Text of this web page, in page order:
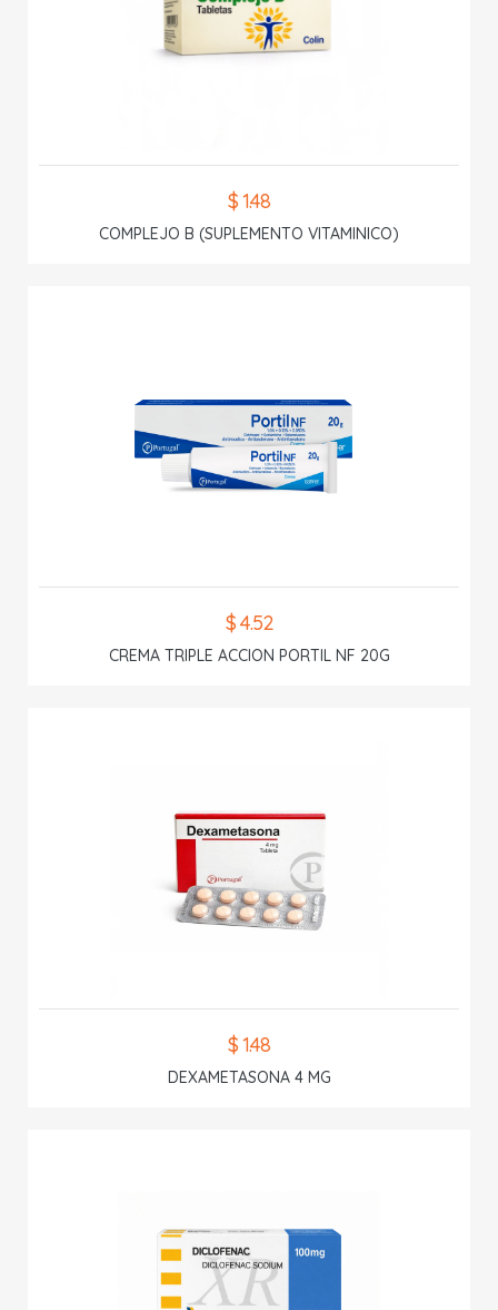
$ 1.48
COMPLEJO B (SUPLEMENTO VITAMINICO)
$ 4.52
CREMA TRIPLE ACCION PORTIL NF 20G
$ 1.48
DEXAMETASONA 4 MG